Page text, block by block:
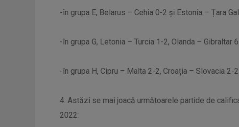
-în grupa E, Belarus – Cehia 0-2 și Estonia – Țara
-în grupa G, Letonia – Turcia 1-2, Olanda –
-în grupa H, Cipru – Malta 2-2, Croația – Slovacia 2-
4. Astăzi se mai joacă următoarele partide de
2022: